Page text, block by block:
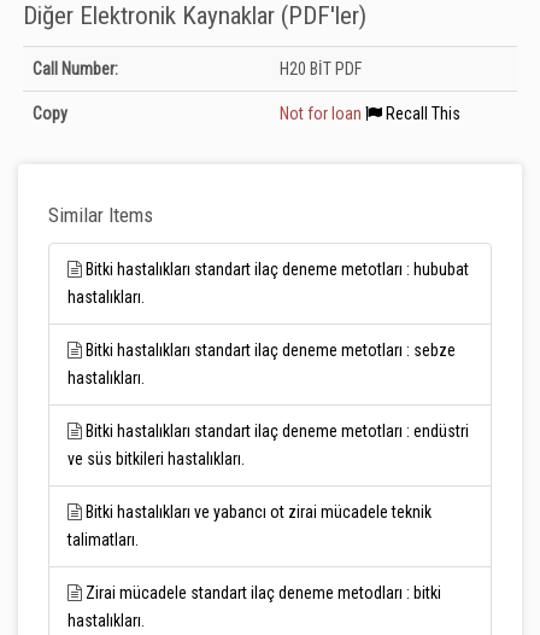
Diğer Elektronik Kaynaklar (PDF'ler)
Holdings details from Diğer Elektronik Kaynaklar (PDF&#039;ler): Unknown
Call Number: H20 BİT PDF
Copy Not for loan Recall This
Similar Items
Bitki hastalıkları standart ilaç deneme metotları : hububat
hastalıkları.
Bitki hastalıkları standart ilaç deneme metotları : sebze
hastalıkları.
Bitki hastalıkları standart ilaç deneme metotları : endüstri
ve süs bitkileri hastalıkları.
Bitki hastalıkları ve yabancı ot zirai mücadele teknik
talimatları.
Zirai mücadele standart ilaç deneme metodları : bitki
hastalıkları.